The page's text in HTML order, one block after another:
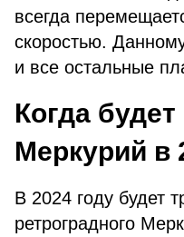
всегда
скоростью.
и все остальные
Когда
Меркурий в
В 2024 году будет
ретроградного